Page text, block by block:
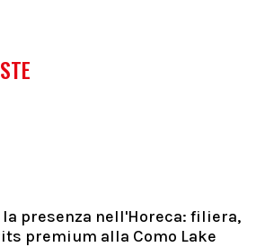
presenza nell'Horeca: filiera,
premium alla Como Lake